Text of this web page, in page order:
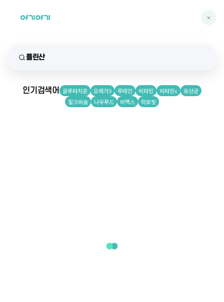
인기검색어 글루타치온 오메가3 루테인 비타민 비타민c
유산균
밀크씨슬
나우푸드 비맥스 락토핏